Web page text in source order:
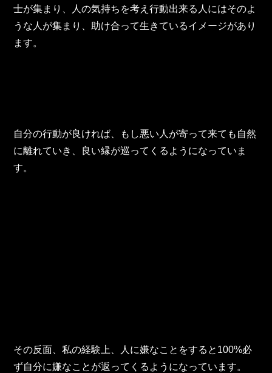
TOHO GROUP INSTAGRAM
士が集まり、人の気持ちを考え行動出来る人にはそのよ
うな人が集まり、助け合って生きているイメージがあり
ます。
自分の行動が良ければ、もし悪い人が寄って来ても自然
に離れていき、良い縁が巡ってくるようになっていま
す。
その反面、私の経験上、人に嫌なことをすると100%必
ず自分に嫌なことが返ってくるようになっています。